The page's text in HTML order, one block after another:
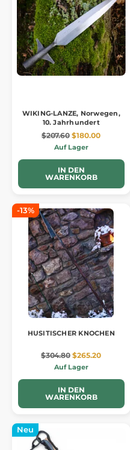
WIKING-LANZE, Norwegen,
10. Jahrhundert
$207.60 $180.00
Auf Lager
IN DEN
WARENKORB
-13%
HUSITISCHER KNOCHEN
$304.80 $265.20
Auf Lager
IN DEN
WARENKORB
Neu